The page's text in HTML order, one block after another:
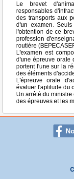
Le brevet
responsables
des transports aux
d'un examen.
l'obtention de ce
profession
routière
L'examen est
d'une épreuve orale
portent l'une sur la
des éléments
L'épreuve orale
évaluer l'aptitude du
Un arrêté du
des épreuves et les